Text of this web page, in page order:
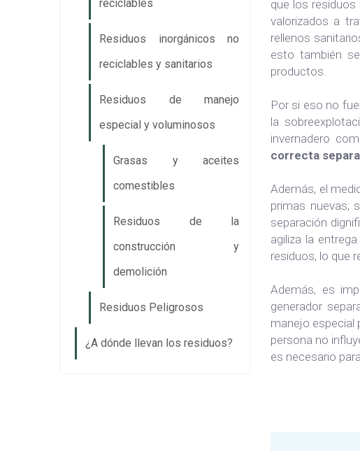
reciclables
Residuos inorgánicos no
reciclables y sanitarios
Residuos de manejo
especial y voluminosos
Grasas y aceites
comestibles
Residuos de la
construcción y
demolición
Residuos Peligrosos
¿A dónde llevan los residuos?
que los residuos
valorizados a
rellenos
esto también
productos.
Por si eso no
la
invernadero
correcta
Además, el
primas nuevas;
separación
agiliza la
residuos, lo que
Además, es
generador
manejo especial
persona no
es necesario